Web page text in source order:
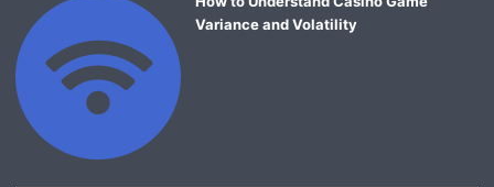
Variance and Volatility